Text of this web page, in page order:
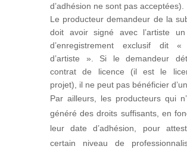
d’adhésion ne sont pas acceptées).
Le producteur demandeur de la
doit avoir signé avec l’artiste
d’enregistrement exclusif dit «
d’artiste ». Si le demandeur
contrat de licence (il est le
projet), il ne peut pas bénéficier
Par ailleurs, les producteurs qui
généré des droits suffisants, en
leur date d’adhésion, pour
certain niveau de